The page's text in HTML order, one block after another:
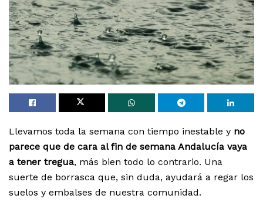
Llevamos toda la semana con tiempo inestable y no
parece que de cara al fin de semana Andalucía vaya
a tener tregua, más bien todo lo contrario. Una
suerte de borrasca que, sin duda, ayudará a regar los
suelos y embalses de nuestra comunidad.